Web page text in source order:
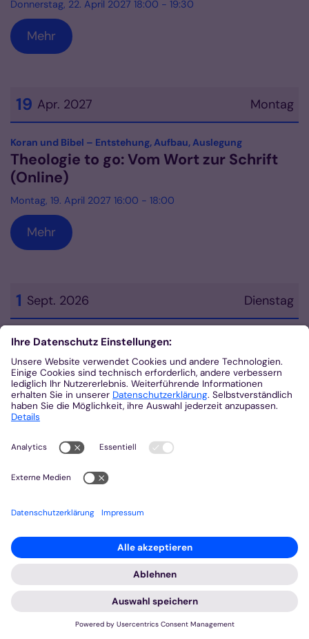
Donnerstag, 22. April 2027 18:00 - 19:30
Mehr
Montag
19 Apr. 2027
Datum: 19. April 2027
Koran und Bibel – Entstehung, Aufbau, Auslegung:
Theologie to go: Vom Wort zur Schrift
(Online)
Montag, 19. April 2027 16:00 - 18:00
Mehr
Dienstag
1 Sept. 2026
(Religions-)Lehrer*innen tauschen sich aus –
Supervisionsgruppe von Lehrer*innen aller Schulformen
Kollegiale Beratung und Supervision bei
Herausforderungen (nicht nur) im
Religionsunterricht (MG)
Online-Angebot an fünf Abenden
weise König Salomon
Dienstag, 1. September 2026 19:00 - Dienstag, 6. Oktober
2026 20:30
„Gott gab Salomo Weisheit und Einsicht in hohem
Maß und Weite des Herzens – wie Sand am Strand